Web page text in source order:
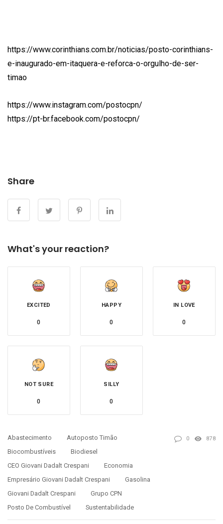
https://www.corinthians.com.br/noticias/posto-corinthians-
e-inaugurado-em-itaquera-e-reforca-o-orgulho-de-ser-
timao
https://www.instagram.com/postocpn/
https://pt-br.facebook.com/postocpn/
Share
What's your reaction?
EXCITED
0
HAPPY
0
IN LOVE
0
NOT SURE
0
SILLY
0
Abastecimento
Autoposto Timão
Biocombustíveis
Biodiesel
CEO Giovani Dadalt Crespani
Economia
Empresário Giovani Dadalt Crespani
Gasolina
Giovani Dadalt Crespani
Grupo CPN
Posto De Combustível
Sustentabilidade
0 878